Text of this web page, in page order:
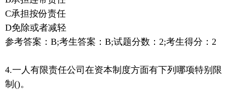
C承担按份责任
D免除或者减轻
参考答案：B;考生答案：B;试题分数：2;考生得分：2
4.一人有限责任公司在资本制度方面有下列哪项特别限
制()。